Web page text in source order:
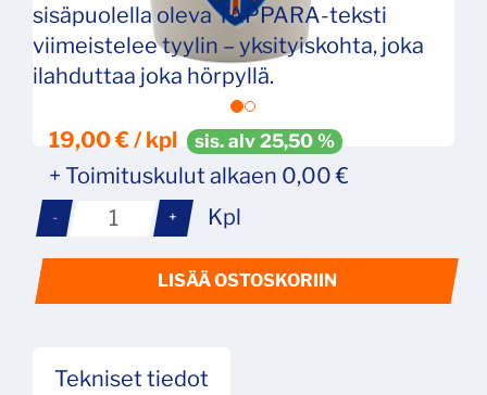
sisäpuolella oleva TAPPARA-teksti
viimeistelee tyylin – yksityiskohta, joka
ilahduttaa joka hörpyllä.
19,00 € / kpl sis. alv 25,50 %
+ Toimituskulut alkaen 0,00 €
- + Kpl
LISÄÄ OSTOSKORIIN
Tekniset tiedot